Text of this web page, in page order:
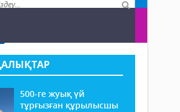
500-ге жуық үй
тұрғызған құрылысшы